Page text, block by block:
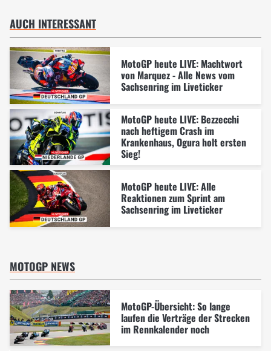
AUCH INTERESSANT
MotoGP heute LIVE: Machtwort
von Marquez - Alle News vom
Sachsenring im Liveticker
MotoGP heute LIVE: Bezzecchi
nach heftigem Crash im
Krankenhaus, Ogura holt ersten
Sieg!
MotoGP heute LIVE: Alle
Reaktionen zum Sprint am
Sachsenring im Liveticker
MOTOGP NEWS
MotoGP-Übersicht: So lange
laufen die Verträge der Strecken
im Rennkalender noch